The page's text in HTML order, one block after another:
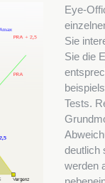
Eye-
Sie
Sie die
Tests.
deutlich
werden